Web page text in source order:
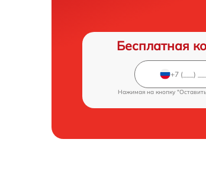
Бесплатная
Нажимая на кнопку